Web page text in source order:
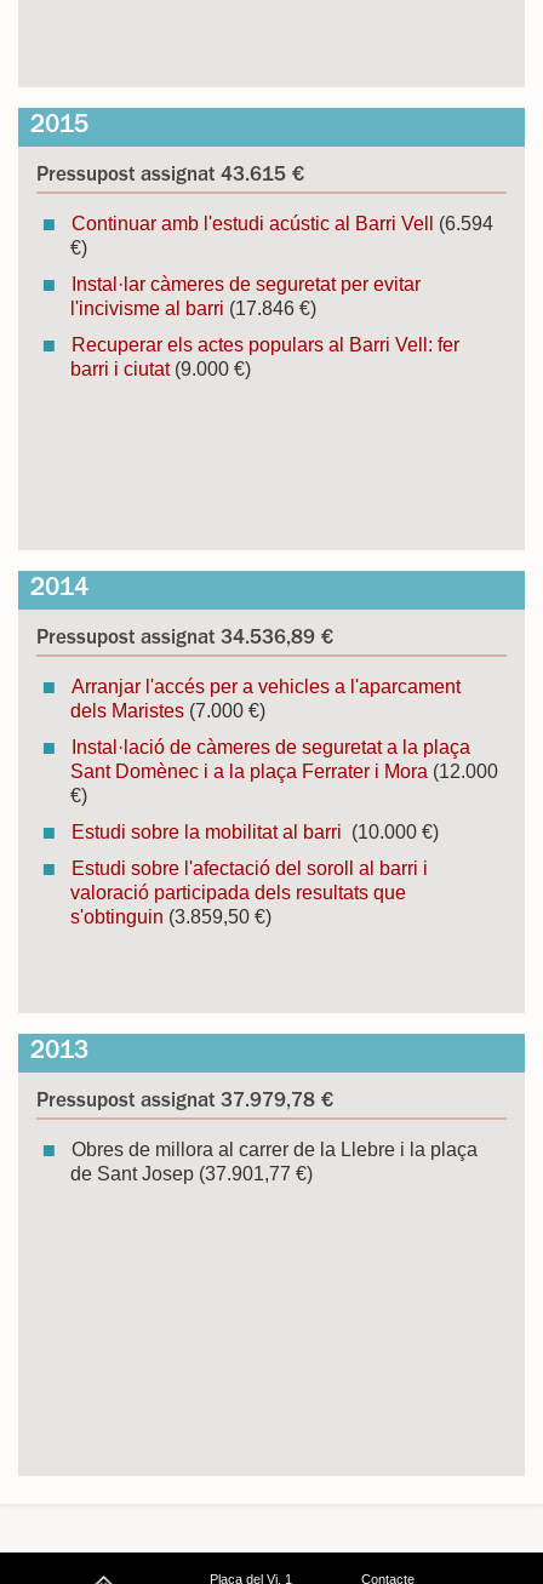
2015
Pressupost assignat 43.615 €
Continuar amb l'estudi acústic al Barri Vell
(6.594
€)
Instal·lar càmeres de seguretat per evitar
l'incivisme al barri (17.846 €)
Recuperar els actes populars al Barri Vell: fer
barri i ciutat(9.000 €)
2014
Pressupost assignat 34.536,89 €
Arranjar l'accés per a vehicles a l'aparcament
dels Maristes (7.000 €)
Instal·lació de càmeres de seguretat a la plaça
Sant Domènec i a la plaça Ferrater i Mora (12.000
€)
Estudi sobre la mobilitat al barri (10.000 €)
Estudi sobre l'afectació del soroll al barri i
valoració participada dels resultats que
s'obtinguin (3.859,50 €)
2013
Pressupost assignat 37.979,78 €
Obres de millora al carrer de la Llebre i la plaça
de Sant Josep (37.901,77 €)
Plaça del Vi, 1 Contacte